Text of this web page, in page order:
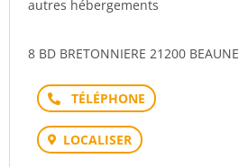
autres hébergements
8 BD BRETONNIERE 21200 BEAUNE
Téléphone
LOCALISER